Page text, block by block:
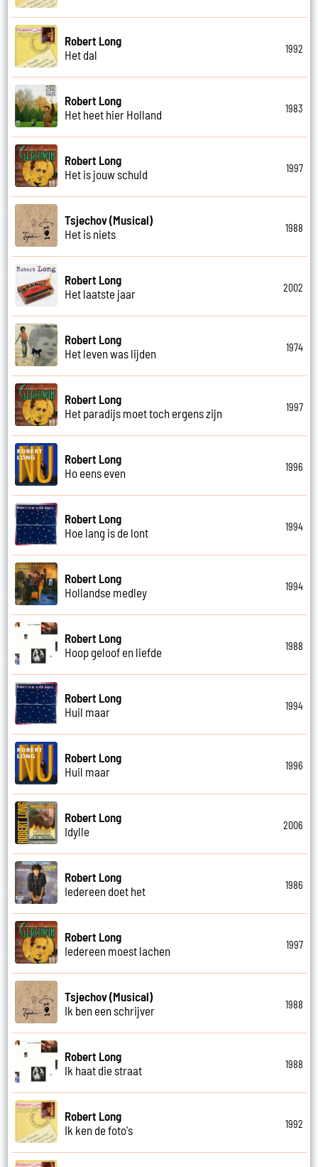
Robert Long
Het dal
1992
Robert Long
Het heet hier Holland
1983
Robert Long
Het is jouw schuld
1997
Tsjechov (Musical)
Het is niets
1988
Robert Long
Het laatste jaar
2002
Robert Long
Het leven was lijden
1974
Robert Long
Het paradijs moet toch ergens zijn
1997
Robert Long
Ho eens even
1996
Robert Long
Hoe lang is de lont
1994
Robert Long
Hollandse medley
1994
Robert Long
Hoop geloof en liefde
1988
Robert Long
Huil maar
1994
Robert Long
Huil maar
1996
Robert Long
Idylle
2006
Robert Long
Iedereen doet het
1986
Robert Long
Iedereen moest lachen
1997
Tsjechov (Musical)
Ik ben een schrijver
1988
Robert Long
Ik haat die straat
1988
Robert Long
Ik ken de foto's
1992